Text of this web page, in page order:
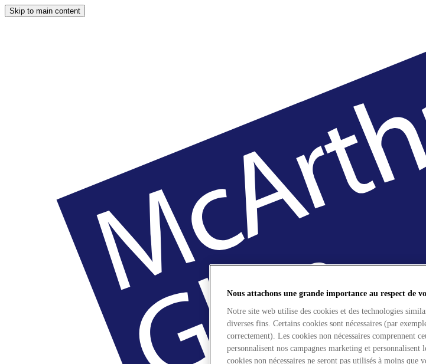
Skip to main content
Nous attachons une grande importance au respect de
Notre site web utilise des cookies et des technologies
diverses fins. Certains cookies sont nécessaires (par
correctement). Les cookies non nécessaires comprennent
personnalisent nos campagnes marketing et personnalisent
cookies non nécessaires ne seront pas utilisés à moins que